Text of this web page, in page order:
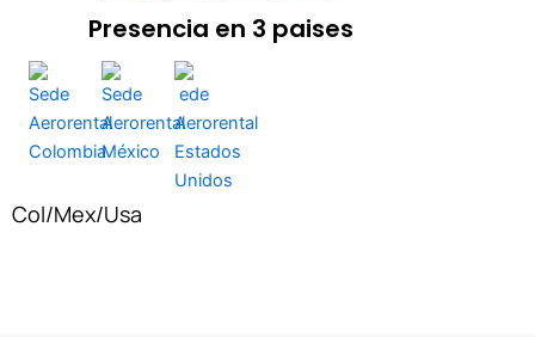
e
o
o
k
t
a
g
r
a
m
k
n
t
Presencia en 3 paises
Col/Mex/Usa